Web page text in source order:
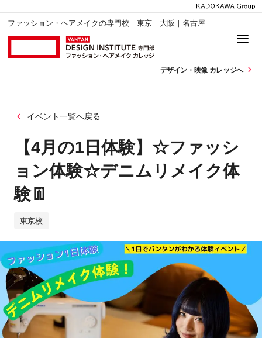
ファッション・ヘアメイクの専門校 東京｜大阪｜名古屋
デザイン・ 映像 カレッジへ
イベント一覧へ戻る
【4月の1日体験】☆ファッシ
ョン体験☆デニムリメイク体
験👖
東京校